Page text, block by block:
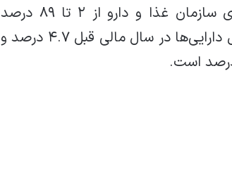
از افزایش قیمت مواد اولیه و براساس مجوزهای سازمان غذا و دارو از ۲ تا ۸۹ درصد
افزایش یافت. فروش محصولات فوق نسبت به کل دارایی‌ها در سال مالی قبل ۴.۷ درصد و